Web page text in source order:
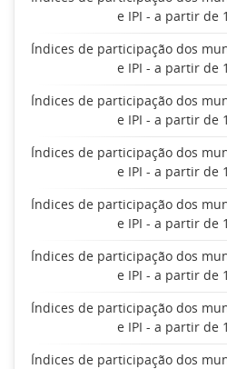
e IPI - a partir de
Índices de participação dos
e IPI - a partir de
Índices de participação dos
e IPI - a partir de
Índices de participação dos
e IPI - a partir de
Índices de participação dos
e IPI - a partir de
Índices de participação dos
e IPI - a partir de
Índices de participação dos
e IPI - a partir de
Índices de participação dos